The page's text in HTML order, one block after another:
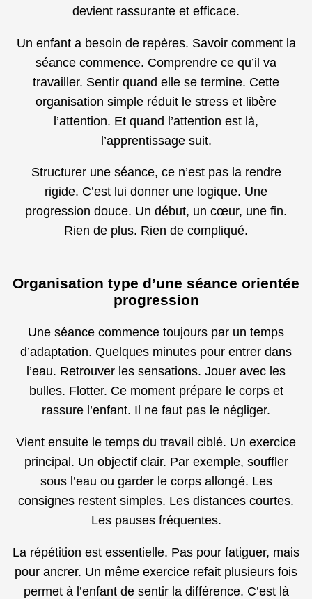
devient rassurante et efficace.
Un enfant a besoin de repères. Savoir comment la
séance commence. Comprendre ce qu’il va
travailler. Sentir quand elle se termine. Cette
organisation simple réduit le stress et libère
l’attention. Et quand l’attention est là,
l’apprentissage suit.
Structurer une séance, ce n’est pas la rendre
rigide. C’est lui donner une logique. Une
progression douce. Un début, un cœur, une fin.
Rien de plus. Rien de compliqué.
Organisation type d’une séance orientée
progression
Une séance commence toujours par un temps
d’adaptation. Quelques minutes pour entrer dans
l’eau. Retrouver les sensations. Jouer avec les
bulles. Flotter. Ce moment prépare le corps et
rassure l’enfant. Il ne faut pas le négliger.
Vient ensuite le temps du travail ciblé. Un exercice
principal. Un objectif clair. Par exemple, souffler
sous l’eau ou garder le corps allongé. Les
consignes restent simples. Les distances courtes.
Les pauses fréquentes.
La répétition est essentielle. Pas pour fatiguer, mais
pour ancrer. Un même exercice refait plusieurs fois
permet à l’enfant de sentir la différence. C’est là